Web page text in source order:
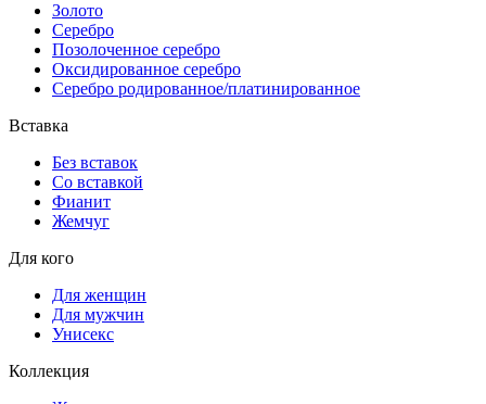
Золото
Серебро
Позолоченное серебро
Оксидированное серебро
Серебро родированное/платинированное
Вставка
Без вставок
Со вставкой
Фианит
Жемчуг
Для кого
Для женщин
Для мужчин
Унисекс
Коллекция